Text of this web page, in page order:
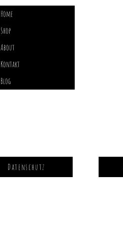
Home
Shop
About
Kontakt
Blog
Datenschutz